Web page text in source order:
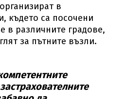
в
където са посочени
в различните градове,
за пътните възли.